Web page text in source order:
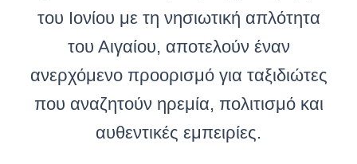
του Ιονίου με τη νησιωτική απλότητα
του Αιγαίου, αποτελούν έναν
ανερχόμενο προορισμό για ταξιδιώτες
που αναζητούν ηρεμία, πολιτισμό και
αυθεντικές εμπειρίες.